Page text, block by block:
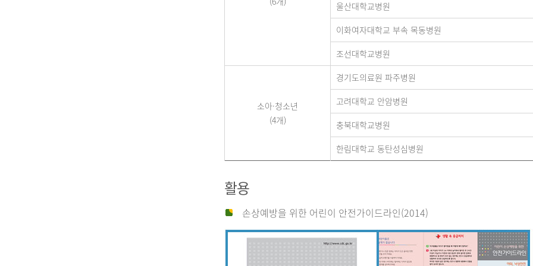
울산대학교병원
이화여자대학교 부속 목동병원
조선대학교병원
소아·청소년
(4개)
경기도의료원 파주병원
고려대학교 안암병원
충북대학교병원
한림대학교 동탄성심병원
활용
손상예방을 위한 어린이 안전가이드라인(2014)